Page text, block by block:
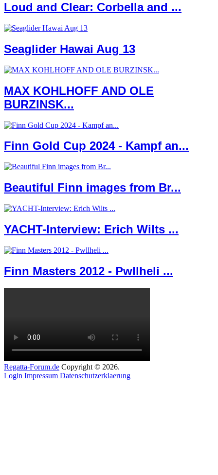
Loud and Clear: Corbella and ...
Seaglider Hawai Aug 13
MAX KOHLHOFF AND OLE
BURZINSK...
Finn Gold Cup 2024 - Kampf an...
Beautiful Finn images from Br...
YACHT-Interview: Erich Wilts ...
Finn Masters 2012 - Pwllheli ...
Regatta-Forum.de Copyright © 2026.
Login Impressum Datenschutzerklaerung